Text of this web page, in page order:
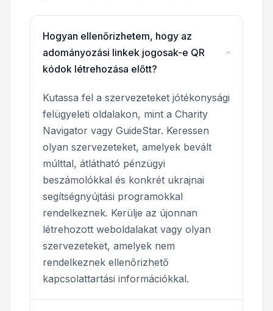
Hogyan ellenőrizhetem, hogy az
adományozási linkek jogosak-e QR
kódok létrehozása előtt?
Kutassa fel a szervezeteket jótékonysági
felügyeleti oldalakon, mint a Charity
Navigator vagy GuideStar. Keressen
olyan szervezeteket, amelyek bevált
múlttal, átlátható pénzügyi
beszámolókkal és konkrét ukrajnai
segítségnyújtási programokkal
rendelkeznek. Kerülje az újonnan
létrehozott weboldalakat vagy olyan
szervezeteket, amelyek nem
rendelkeznek ellenőrizhető
kapcsolattartási információkkal.